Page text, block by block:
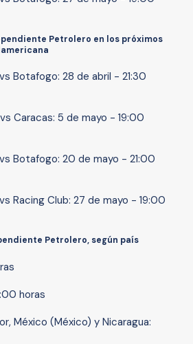
Petrolero en los próximos
Botafogo: 28 de abril - 21:30
Caracas: 5 de mayo - 19:00
Botafogo: 20 de mayo - 21:00
Racing Club: 27 de mayo - 19:00
Petrolero, según país
horas
México (México) y Nicaragua: